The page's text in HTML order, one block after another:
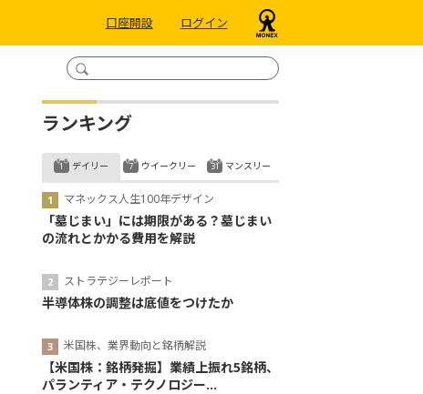
口座開設 ログイン
ランキング
デイリー
マネックス人生100年デザイン
「墓じまい」には期限がある？墓じまい
の流れとかかる費用を解説
ストラテジーレポート
半導体株の調整は底値をつけたか
米国株、業界動向と銘柄解説
【米国株：銘柄発掘】業績上振れ5銘柄、
パランティア・テクノロジー...
ウイークリー マンスリー